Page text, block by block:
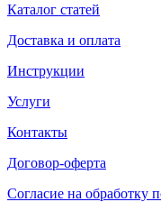
Каталог статей
Доставка и оплата
Инструкции
Услуги
Контакты
Договор-оферта
Согласие на обработку